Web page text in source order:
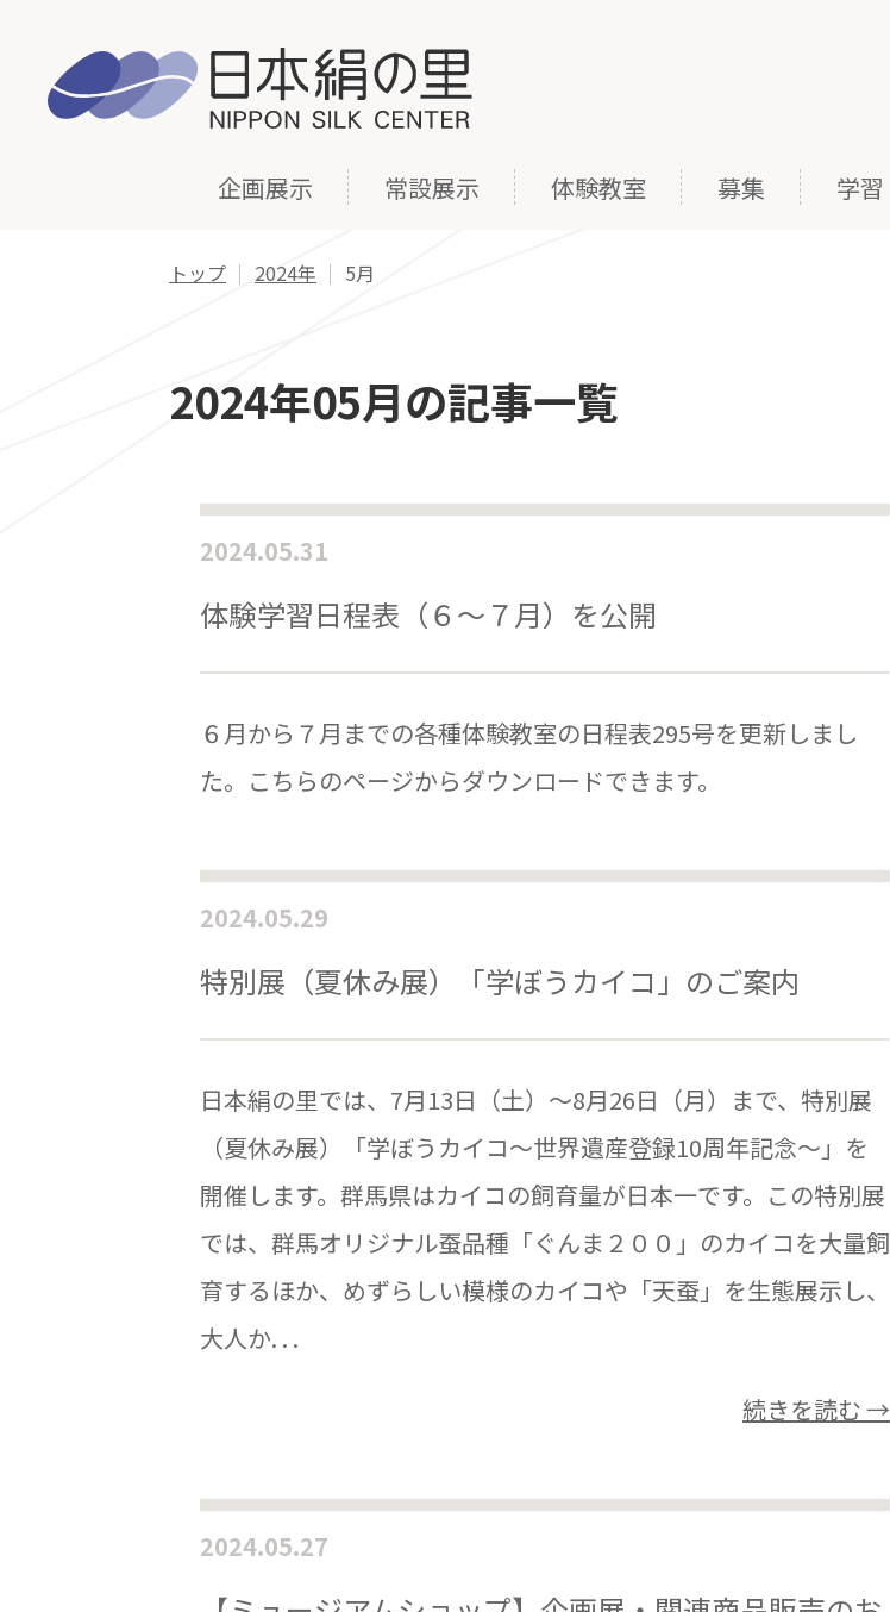
企画展示 常設展示 体験教室 募集 学習
トップ 2024年 5月
2024年05月の記事一覧
2024.05.31
体験学習日程表（６～７月）を公開
６月から７月までの各種体験教室の日程表295号を更新しまし
た。こちらのページからダウンロードできます。
2024.05.29
特別展（夏休み展）「学ぼうカイコ」のご案内
日本絹の里では、7月13日（土）～8月26日（月）まで、特別展
（夏休み展）「学ぼうカイコ～世界遺産登録10周年記念～」を
開催します。群馬県はカイコの飼育量が日本一です。この特別展
では、群馬オリジナル蚕品種「ぐんま２００」のカイコを大量飼
育するほか、めずらしい模様のカイコや「天蚕」を生態展示し、
大人か. . .
続きを読む →
2024.05.27